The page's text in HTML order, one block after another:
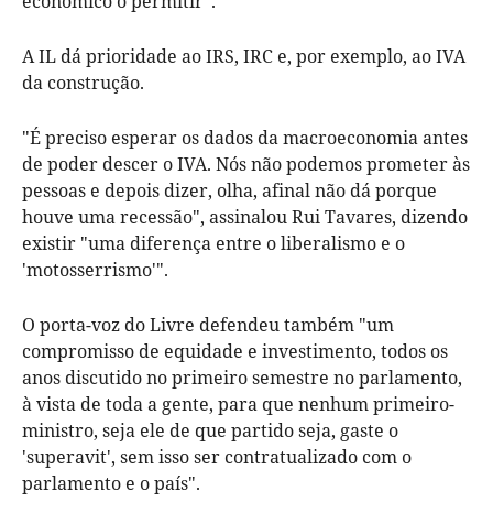
A IL dá prioridade ao IRS, IRC e, por exemplo, ao IVA
da construção.
"É preciso esperar os dados da macroeconomia antes
de poder descer o IVA. Nós não podemos prometer às
pessoas e depois dizer, olha, afinal não dá porque
houve uma recessão", assinalou Rui Tavares, dizendo
existir "uma diferença entre o liberalismo e o
'motosserrismo'".
O porta-voz do Livre defendeu também "um
compromisso de equidade e investimento, todos os
anos discutido no primeiro semestre no parlamento,
à vista de toda a gente, para que nenhum primeiro-
ministro, seja ele de que partido seja, gaste o
'superavit', sem isso ser contratualizado com o
parlamento e o país".